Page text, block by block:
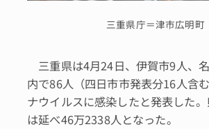
三重県庁＝津市広明町
三重県は4月24日、伊賀市9人、
内で86人（四日市市発表分16人含
ナウイルスに感染したと発表した
は延べ46万2338人となった。